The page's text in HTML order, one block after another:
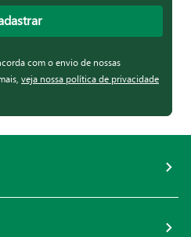
com o envio de nossas
veja nossa política de privacidade